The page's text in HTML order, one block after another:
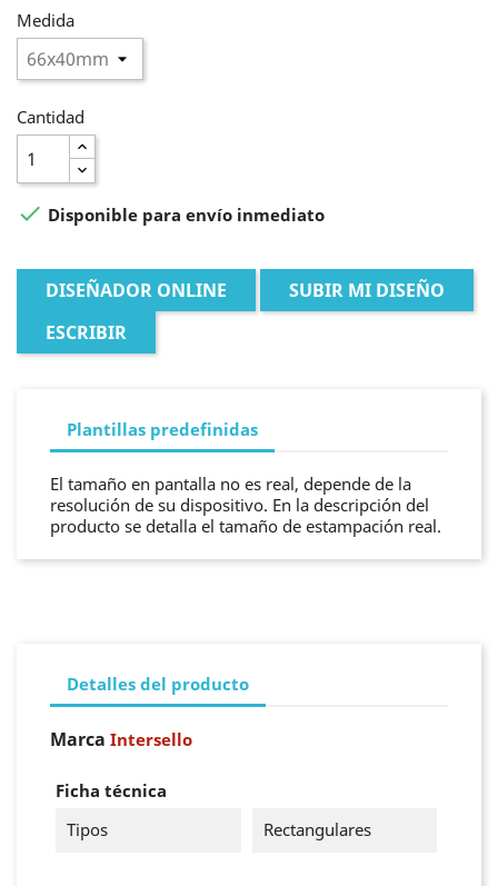
Medida
Cantidad
 Disponible para envío inmediato
DISEÑADOR ONLINE
SUBIR MI DISEÑO
ESCRIBIR
Plantillas predefinidas
El tamaño en pantalla no es real, depende de la
resolución de su dispositivo. En la descripción del
producto se detalla el tamaño de estampación real.
Detalles del producto
Marca Intersello
Ficha técnica
Tipos
Rectangulares